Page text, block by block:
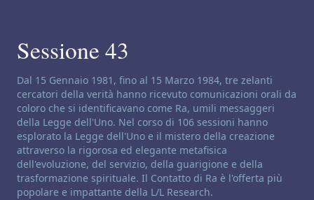
Sessione 43
Disclaimer di canalizzazione:
Dal 15 Gennaio 1981, fino al 15 Marzo 1984, tre zelanti
cercatori della verità hanno ricevuto comunicazioni orali da
coloro che si identificavano come Ra, umili messaggeri
della Legge dell'Uno. Nel corso di 106 sessioni hanno
esplorato la Legge dell'Uno e il mistero della creazione
attraverso la rigorosa ed elegante metafisica
dell'evoluzione, del servizio, della guarigione e della
trasformazione spirituale. Il Contatto di Ra è l'offerta più
popolare e impattante della L/L Research.